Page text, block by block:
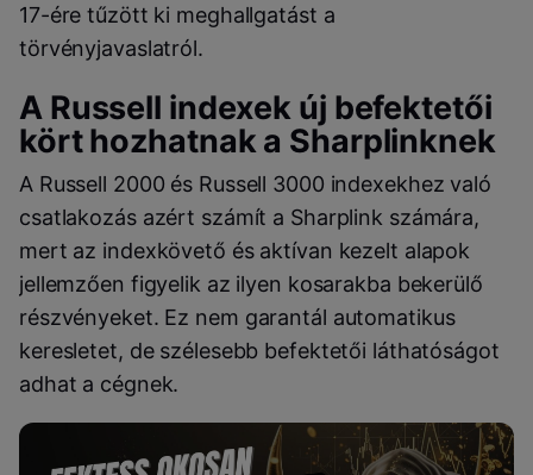
17-ére tűzött ki meghallgatást a
törvényjavaslatról.
A Russell indexek új befektetői
kört hozhatnak a Sharplinknek
A Russell 2000 és Russell 3000 indexekhez való
csatlakozás azért számít a Sharplink számára,
mert az indexkövető és aktívan kezelt alapok
jellemzően figyelik az ilyen kosarakba bekerülő
részvényeket. Ez nem garantál automatikus
keresletet, de szélesebb befektetői láthatóságot
adhat a cégnek.